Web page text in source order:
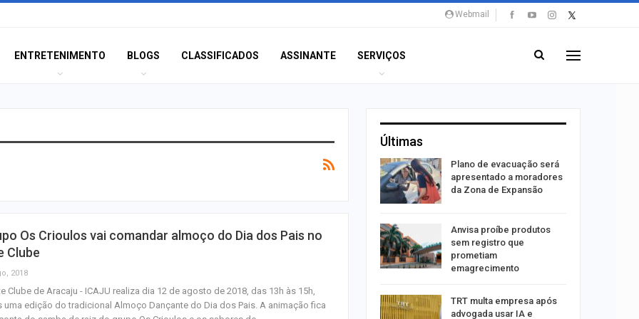
Webmail
ENTRETENIMENTO BLOGS CLASSIFICADOS ASSINANTE SERVIÇOS
Os Crioulos vai comandar almoço do Dia dos Pais no
Clube
2018
Clube de Aracaju - ICAJU realiza dia 12 de agosto de 2018, das 13h às 15h,
uma edição do tradicional Almoço Dançante do Dia dos Pais. A animação fica
Últimas
Polícia Civil investiga
Câmara de Itabaianinha
abre concurso com
Filarmônica de Itabaiana
realiza concerto em
Plano de evacuação será
apresentado a moradores
da Zona de Expansão
Anvisa proíbe produtos
sem registro que
prometiam
emagrecimento
TRT multa empresa após
advogada usar IA e